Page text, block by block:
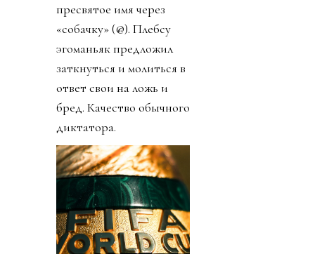
пресвятое имя через
«собачку» (@). Плебсу
эгоманьяк предложил
заткнуться и молиться в
ответ свои на ложь и
бред. Качество обычного
диктатора.